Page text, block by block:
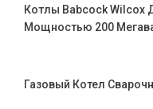
Котлы Babcock Wilcox
Мощностью 200
Газовый Котел